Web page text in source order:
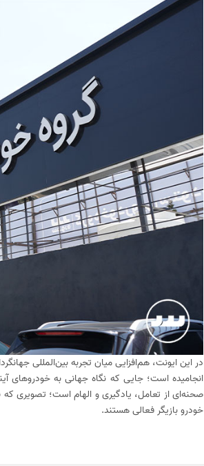
در این ایونت، هم‌افزایی میان تجربه‌ بین‌المللی
انجامیده است؛ جایی که نگاه جهانی به خودروهای
صحنه‌ای از تعامل، یادگیری و الهام است؛ تصویری
خودرو بازیگر فعالی هستند.